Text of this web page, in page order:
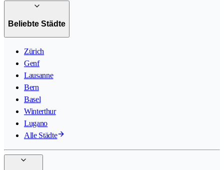
Beliebte Städte
Zürich
Genf
Lausanne
Bern
Basel
Winterthur
Lugano
Alle Städte